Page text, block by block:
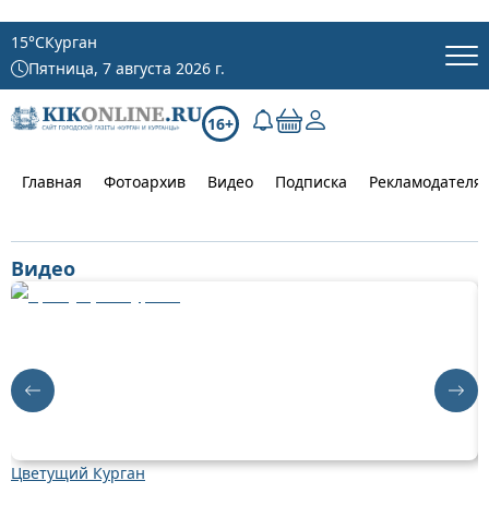
15°CКурган
Пятница, 7 августа 2026 г.
16+
Главная Фотоархив Видео Подписка
Видео
Цветущий Курган